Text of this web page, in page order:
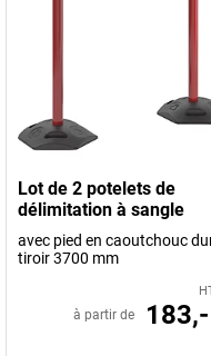
Lot de 2 potelets de
délimitation à sangle
avec pied en caoutchouc
tiroir 3700 mm
à partir de